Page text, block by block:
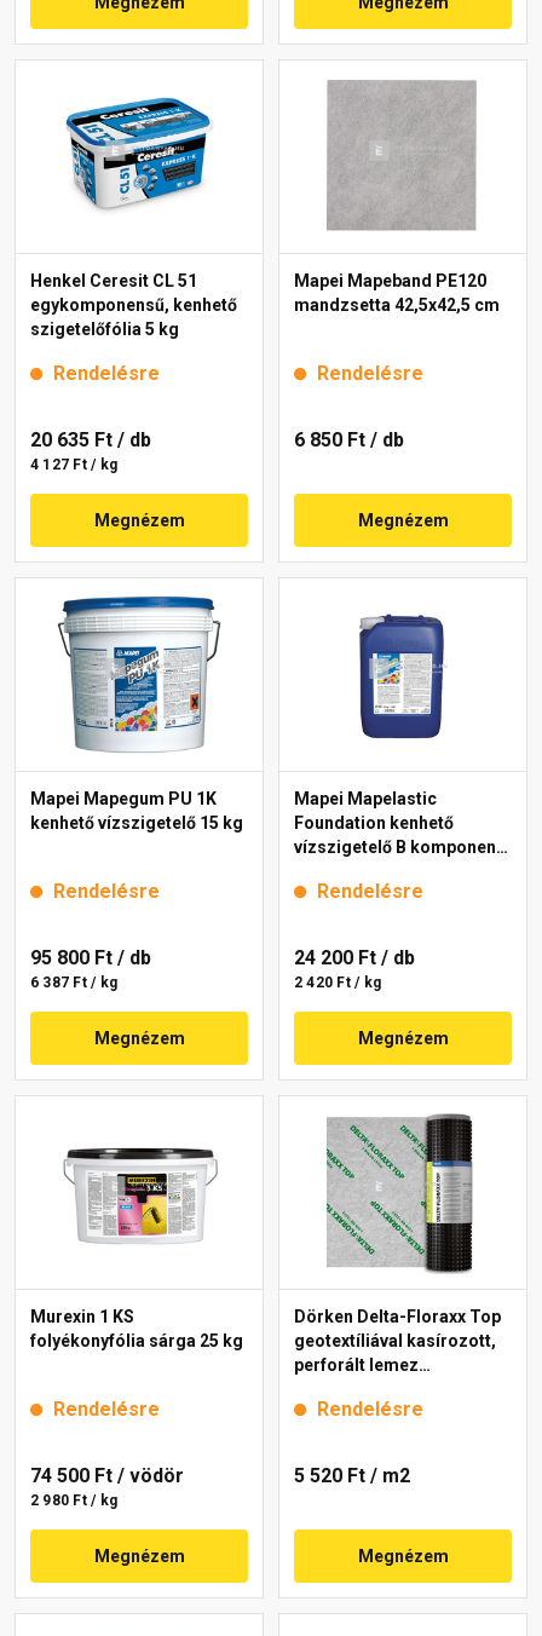
Henkel Ceresit CL 51
egykomponensű, kenhető
szigetelőfólia 5 kg
Rendelésre
20 635 Ft / db
4 127 Ft / kg
Megnézem
Mapei Mapeband PE120
mandzsetta 42,5x42,5 cm
Rendelésre
6 850 Ft / db
Megnézem
Mapei Mapegum PU 1K
kenhető vízszigetelő 15 kg
Rendelésre
95 800 Ft / db
6 387 Ft / kg
Megnézem
Mapei Mapelastic
Foundation kenhető
vízszigetelő B komponens
Rendelésre
24 200 Ft / db
2 420 Ft / kg
Megnézem
Murexin 1 KS
folyékonyfólia sárga 25 kg
Rendelésre
74 500 Ft / vödör
2 980 Ft / kg
Megnézem
Dörken Delta-Floraxx Top
geotextíliával kasírozott,
perforált lemez
Rendelésre
5 520 Ft / m2
Megnézem